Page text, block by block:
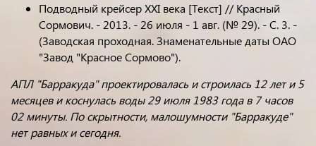
Подводный крейсер XXI века [Текст] // Красный
Сормович. - 2013. - 26 июля - 1 авг. (№ 29). - С. 3. -
(Заводская проходная. Знаменательные даты ОАО
"Завод "Красное Сормово").
АПЛ "Барракуда" проектировалась и строилась 12 лет и 5
месяцев и коснулась воды 29 июля 1983 года в 7 часов
02 минуты. По скрытности, малошумности "Барракуде"
нет равных и сегодня.